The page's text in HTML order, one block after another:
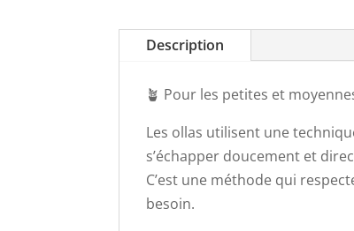
Description
🪴 Pour les petites et
Les ollas utilisent une
s’échapper doucement et
C’est une méthode qui
besoin.